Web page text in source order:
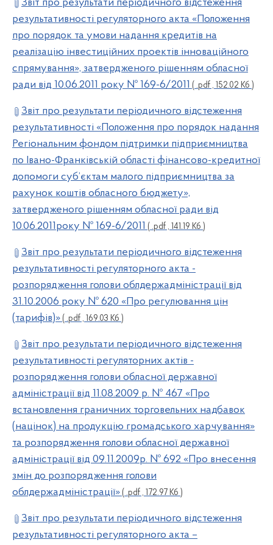
Звіт про результати періодичного відстеження
результативності регуляторного акта «Положення
про порядок та умови надання кредитів на
реалізацію інвестиційних проектів інноваційного
спрямування», затвердженого рішенням обласної
ради від 10.06.2011 року № 169-6/2011 ( .pdf , 152.02 Кб )
Звіт про результати періодичного відстеження
результативності «Положення про порядок надання
Регіональним фондом підтримки підприємництва
по Івано-Франківській області фінансово-кредитної
допомоги суб’єктам малого підприємництва за
рахунок коштів обласного бюджету»,
затвердженого рішенням обласної ради від
10.06.2011року № 169-6/2011 ( .pdf , 141.19 Кб )
Звіт про результати періодичного відстеження
результативності регуляторного акта -
розпорядження голови облдержадміністрації від
31.10.2006 року № 620 «Про регулювання цін
(тарифів)» ( .pdf , 169.03 Кб )
Звіт про результати періодичного відстеження
результативності регуляторних актів -
розпорядження голови обласної державної
адміністрації від 11.08.2009 р. № 467 «Про
встановлення граничних торговельних надбавок
(націнок) на продукцію громадського харчування»
та розпорядження голови обласної державної
адміністрації від 09.11.2009р. № 692 «Про внесення
змін до розпорядження голови
облдержадміністрації» ( .pdf , 172.97 Кб )
Звіт про результати періодичного відстеження
результативності регуляторного акта –